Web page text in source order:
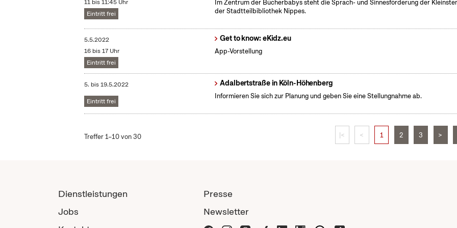
11 bis 11:45 Uhr
Eintritt frei
Im Zentrum der Bücherbabys steht die Sprach- und Sinnesförderung der
der Stadtteilbibliothek Nippes.
5.5.2022
16 bis 17 Uhr
Eintritt frei
Get to know: eKidz.eu
App-Vorstellung
5. bis19.5.2022
Eintritt frei
Adalbertstraße in Köln-Höhenberg
Informieren Sie sich zur Planung und geben Sie eine Stellungnahme ab.
Treffer 1–10 von 30 |< < 1 2 3 >
Dienstleistungen
Jobs
Presse
Newsletter